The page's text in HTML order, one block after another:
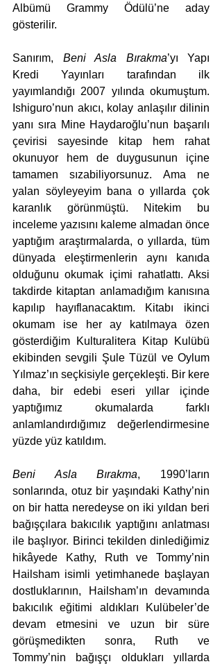
Albümü Grammy Ödülü’ne aday
gösterilir.
Sanırım, Beni Asla Bırakma’yı Yapı
Kredi Yayınları tarafından ilk
yayımlandığı 2007 yılında okumuştum.
Ishiguro’nun akıcı, kolay anlaşılır dilinin
yanı sıra Mine Haydaroğlu’nun başarılı
çevirisi sayesinde kitap hem rahat
okunuyor hem de duygusunun içine
tamamen sızabiliyorsunuz. Ama ne
yalan söyleyeyim bana o yıllarda çok
karanlık görünmüştü. Nitekim bu
inceleme yazısını kaleme almadan önce
yaptığım araştırmalarda, o yıllarda, tüm
dünyada eleştirmenlerin aynı kanıda
olduğunu okumak içimi rahatlattı. Aksi
takdirde kitaptan anlamadığım kanısına
kapılıp hayıflanacaktım. Kitabı ikinci
okumam ise her ay katılmaya özen
gösterdiğim Kulturalitera Kitap Kulübü
ekibinden sevgili Şule Tüzül ve Oylum
Yılmaz’ın seçkisiyle gerçekleşti. Bir kere
daha, bir edebi eseri yıllar içinde
yaptığımız okumalarda farklı
anlamlandırdığımız değerlendirmesine
yüzde yüz katıldım.
Beni Asla Bırakma, 1990’ların
sonlarında, otuz bir yaşındaki Kathy’nin
on bir hatta neredeyse on iki yıldan beri
bağışçılara bakıcılık yaptığını anlatması
ile başlıyor. Birinci tekilden dinlediğimiz
hikâyede Kathy, Ruth ve Tommy’nin
Hailsham isimli yetimhanede başlayan
dostluklarının, Hailsham’ın devamında
bakıcılık eğitimi aldıkları Kulübeler’de
devam etmesini ve uzun bir süre
görüşmedikten sonra, Ruth ve
Tommy’nin bağışçı oldukları yıllarda